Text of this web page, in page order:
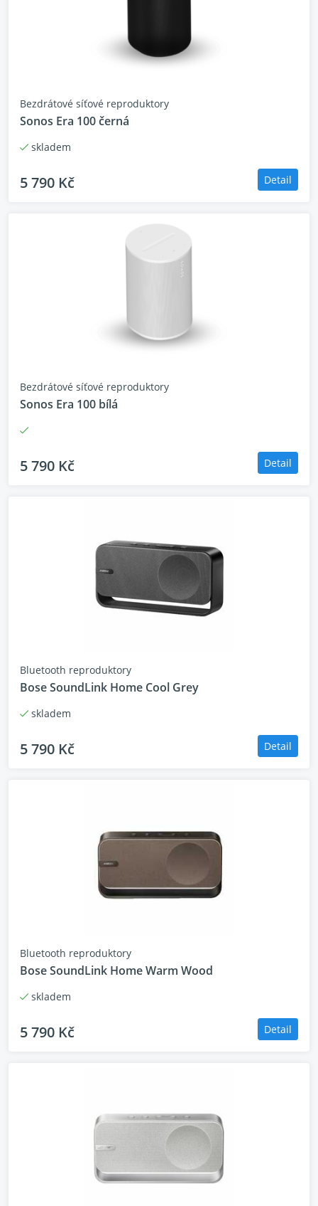
Bezdrátové síťové reproduktory
Sonos Era 100 černá
skladem
5 790 Kč Detail
Bezdrátové síťové reproduktory
Sonos Era 100 bílá
5 790 Kč Detail
Bluetooth reproduktory
Bose SoundLink Home Cool Grey
skladem
5 790 Kč Detail
Bluetooth reproduktory
Bose SoundLink Home Warm Wood
skladem
5 790 Kč Detail